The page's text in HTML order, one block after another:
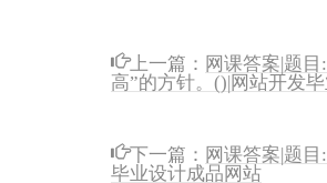
上一篇： 网课答案|题
高”的方针。()|网站开发
下一篇： 网课答案|题
毕业设计成品网站